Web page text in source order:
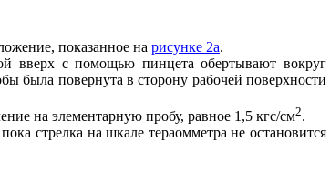
показанное на рисунке 2а.
вверх с помощью пинцета обертывают вокруг
была повернута в сторону рабочей поверхности
на элементарную пробу, равное 1,5 кгс/см2.
стрелка на шкале тераомметра не остановится